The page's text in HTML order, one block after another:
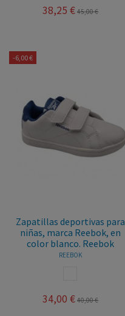
38,25 € 45,00 €
-6,00 €
Zapatillas deportivas para
niñas, marca Reebok, en
color blanco. Reebok
REEBOK
34,00 € 40,00 €